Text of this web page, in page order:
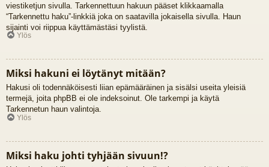
viestiketjun sivulla. Tarkennettuun hakuun pääset klikkaamalla
“Tarkennettu haku”-linkkiä joka on saatavilla jokaisella sivulla. Haun
sijainti voi riippua käyttämästäsi tyylistä.
Ylös
Miksi hakuni ei löytänyt mitään?
Hakusi oli todennäköisesti liian epämääräinen ja sisälsi useita yleisiä
termejä, joita phpBB ei ole indeksoinut. Ole tarkempi ja käytä
Tarkennetun haun valintoja.
Ylös
Miksi haku johti tyhjään sivuun!?